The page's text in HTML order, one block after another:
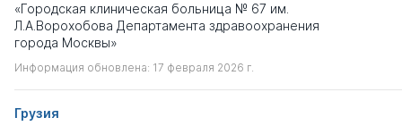
«Городская клиническая больница № 67 им.
Л.А.Ворохобова Департамента здравоохранения
города Москвы»
Информация обновлена: 17 февраля 2026 г.
Грузия